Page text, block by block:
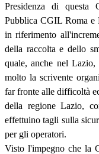
Presidenza di questa
Pubblica CGIL Roma e
in riferimento
della raccolta e dello
quale, anche nel
molto la scrivente
far fronte alle difficoltà
della regione Lazio,
effettuino tagli sulla
per gli operatori.
Visto l'impegno che la